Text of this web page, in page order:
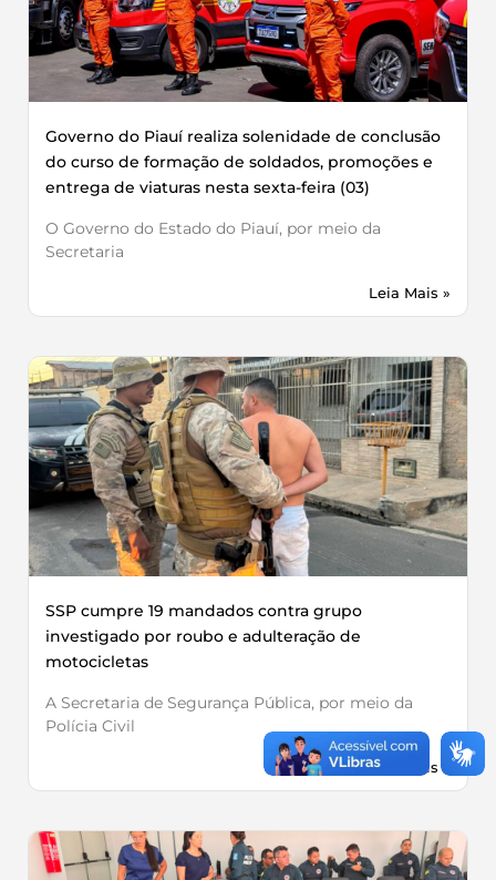
Governo do Piauí realiza solenidade de conclusão
do curso de formação de soldados, promoções e
entrega de viaturas nesta sexta-feira (03)
O Governo do Estado do Piauí, por meio da
Secretaria
Leia Mais »
SSP cumpre 19 mandados contra grupo
investigado por roubo e adulteração de
motocicletas
A Secretaria de Segurança Pública, por meio da
Polícia Civil
Leia Mais »